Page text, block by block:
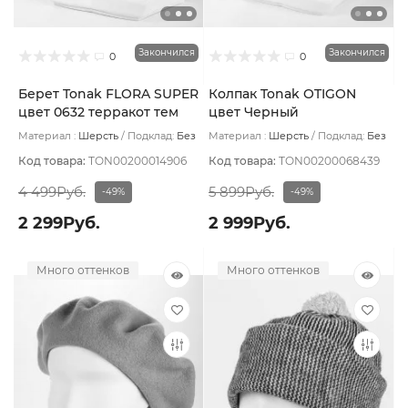
0 Закончился
Берет Tonak FLORA SUPER
цвет 0632 терракот тем
Материал : Шерсть Подклад: Без
Код товара: TON00200014906
4 499Руб. -49%
2 299Руб.
0 Закончился
Колпак Tonak OTIGON
цвет Черный
Материал : Шерсть Подклад: Без
Код товара: TON00200068439
5 899Руб. -49%
2 999Руб.
Много оттенков Много оттенков